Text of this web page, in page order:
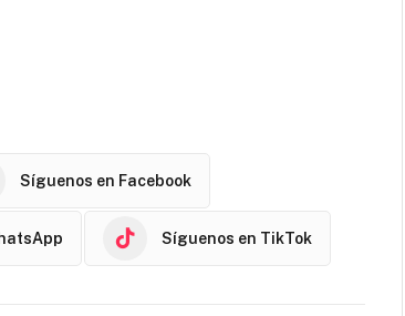
Síguenos en Facebook
Síguenos en TikTok